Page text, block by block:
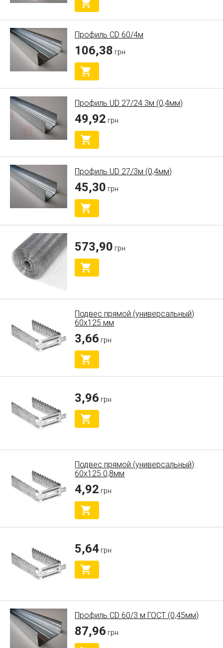
Профиль CD 60/4м
106,38 грн
Профиль UD 27/24 3м (0,4мм)
49,92 грн
Профиль UD 27/3м (0,4мм)
45,30 грн
573,90 грн
Подвес прямой (универсальный)
60х125 мм
3,66 грн
3,96 грн
Подвес прямой (универсальный)
60х125 0,8мм
4,92 грн
5,64 грн
Профиль CD 60/3 м ГОСТ (0,45мм)
87,96 грн